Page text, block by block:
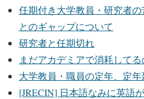
任期付き大学教員・研究者
とのギャップについて
研究者と任期切れ
まだアカデミアで消耗して
大学教員・職員の定年、定
[JRECIN] 日本語なみに英語